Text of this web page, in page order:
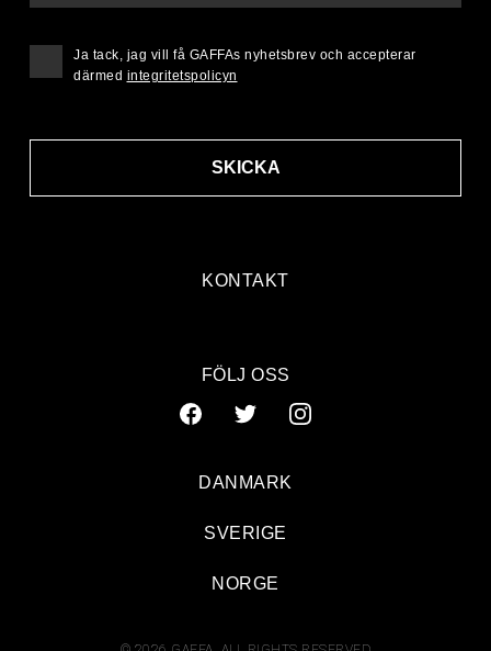
KONTAKT
SKICKA
Ja tack, jag vill få GAFFAs nyhetsbrev och accepterar
därmed integritetspolicyn
FÖLJ OSS
DANMARK
SVERIGE
NORGE